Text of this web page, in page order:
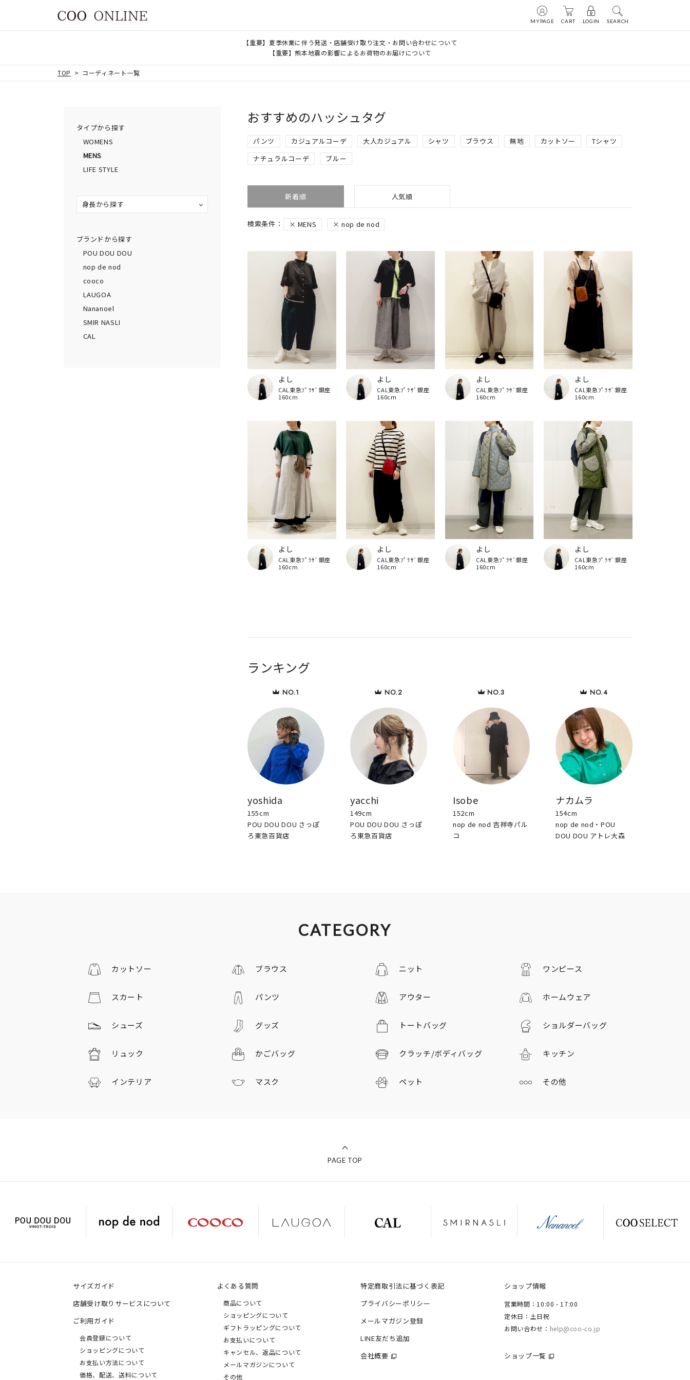
MYPAGE CART LOGIN SEARCH
【重要】夏季休業に伴う発送・店舗受け取り注文・お問い合わせについて
【重要】熊本地震の影響によるお荷物のお届けについて
TOP コーディネート一覧
タイプから探す
WOMENS
MENS
LIFE STYLE
身長から探す
ブランドから探す
POU DOU DOU
nop de nod
cooco
LAUGOA
Nananoel
SMIR NASLI
CAL
おすすめのハッシュタグ
パンツ カジュアルコーデ 大人カジュアル シャツ ブラウス 無地 カットソー
Tシャツ
ナチュラルコーデ
ブルー
新着順 人気順
MENS nop de nod
よし
CAL東急ﾌﾟﾗｻﾞ銀座
160cm
よし
CAL東急ﾌﾟﾗｻﾞ銀座
160cm
よし
CAL東急ﾌﾟﾗｻﾞ銀座
160cm
よし
CAL東急ﾌﾟﾗｻﾞ銀座
160cm
よし
CAL東急ﾌﾟﾗｻﾞ銀座
160cm
よし
CAL東急ﾌﾟﾗｻﾞ銀座
160cm
よし
CAL東急ﾌﾟﾗｻﾞ銀座
160cm
よし
CAL東急ﾌﾟﾗｻﾞ銀座
160cm
ランキング
yoshida
155cm
POU DOU DOU さっぽ
ろ東急百貨店
yacchi
149cm
POU DOU DOU さっぽ
ろ東急百貨店
Isobe
152cm
nop de nod 吉祥寺パル
コ
ナカムラ
154cm
nop de nod・POU
DOU DOU アトレ大森
CATEGORY
カットソー ブラウス ニット ワンピース
スカート パンツ アウター ホームウェア
シューズ グッズ トートバッグ ショルダーバッグ
リュック かごバッグ クラッチ/ボディバッグ キッチン
インテリア マスク ペット その他
PAGE TOP
サイズガイド
店舗受け取りサービスについて
ご利用ガイド
会員登録について
ショッピングについて
お支払い方法について
価格、配送、送料について
よくある質問
商品について
ショッピングについて
ギフトラッピングについて
お支払いについて
キャンセル、返品について
メールマガジンについて
その他
特定商取引法に基づく表記
プライバシーポリシー
メールマガジン登録
LINE友だち追加
会社概要
ショップ情報
営業時間：10:00 - 17:00
定休日：土日祝
お問い合わせ： help@coo-co.jp
ショップ一覧